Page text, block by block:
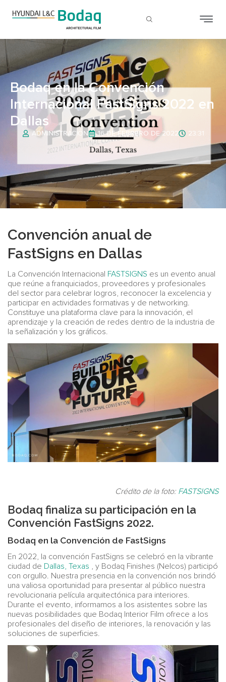
Bodaq en la Convención
Internacional FastSigns 2022 en
Dallas
ADMINISTRACIÓN 16 DE FEBRERO DE 2022 23:31
Convención anual de
FastSigns en Dallas
La Convención Internacional FASTSIGNS es un evento anual
que reúne a franquiciados, proveedores y profesionales
del sector para celebrar logros, reconocer la excelencia y
participar en actividades formativas y de networking.
Constituye una plataforma clave para la innovación, el
aprendizaje y la creación de redes dentro de la industria de
la señalización y los gráficos.
Crédito de la foto: FASTSIGNS
Bodaq finaliza su participación en la
Convención FastSigns 2022.
Bodaq en la Convención de FastSigns
En 2022, la convención FastSigns se celebró en la vibrante
ciudad de Dallas, Texas , y Bodaq Finishes (Nelcos) participó
con orgullo. Nuestra presencia en la convención nos brindó
una valiosa oportunidad para presentar al público nuestra
revolucionaria película arquitectónica para interiores.
Durante el evento, informamos a los asistentes sobre las
nuevas posibilidades que Bodaq Interior Film ofrece a los
profesionales del diseño de interiores, la renovación y las
soluciones de superficies.